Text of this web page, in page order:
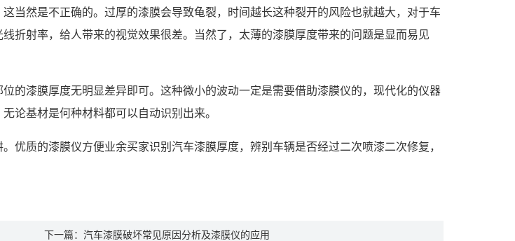
当然是不正确的。过厚的漆膜会导致龟裂，时间越长这种裂开的风险也就越大，对于车
折射率，给人带来的视觉效果很差。当然了，太薄的漆膜厚度带来的问题是显而易见
的漆膜厚度无明显差异即可。这种微小的波动一定是需要借助漆膜仪的，现代化的仪器
论基材是何种材料都可以自动识别出来。
优质的漆膜仪方便业余买家识别汽车漆膜厚度，辨别车辆是否经过二次喷漆二次修复，
下一篇： 汽车漆膜破坏常见原因分析及漆膜仪的应用